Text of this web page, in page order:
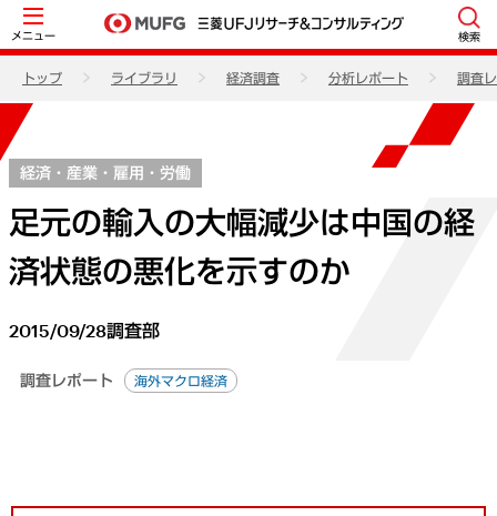
メニュー 検索
トップ ライブラリ 経済調査 分析レポート 調査
経済・産業・雇用・労働
足元の輸入の大幅減少は中国の経
済状態の悪化を示すのか
2015/09/28調査部
調査レポート 海外マクロ経済